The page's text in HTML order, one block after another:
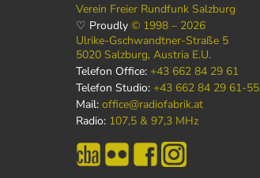
Verein Freier Rundfunk Salzburg
♡ Proudly © 1998 – 2026
Ulrike-Gschwandtner-Straße 5
5020 Salzburg, Austria E.U.
Telefon Office: +43 662 84 29 61
Telefon Studio: +43 662 84 29 61-55
Mail: office@radiofabrik.at
Radio: 107,5 & 97,3 MHz